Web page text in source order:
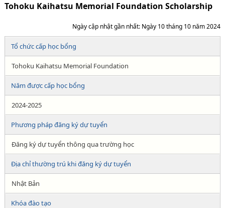
Tohoku Kaihatsu Memorial Foundation Scholarship
Ngày cập nhật gần nhất: Ngày 10 tháng 10 năm 2024
Tổ chức cấp học bổng
Tohoku Kaihatsu Memorial Foundation
Năm được cấp học bổng
2024-2025
Phương pháp đăng ký dự tuyển
Đăng ký dự tuyển thông qua trường học
Địa chỉ thường trú khi đăng ký dự tuyển
Nhật Bản
Khóa đào tạo